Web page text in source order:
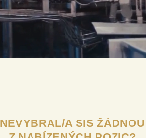
NEVYBRAL/A SIS ŽÁDNOU